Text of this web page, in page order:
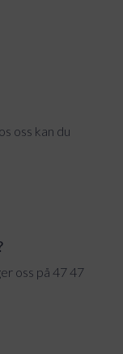
oss kan du
oss på 47 47